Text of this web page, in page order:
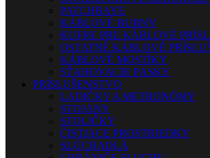
PATCHBAYE
KÁBLOVÉ BUBNY
KUFRE PRE KÁBLOVÉ
OSTATNÉ KÁBLOVÉ
KÁBLOVÉ MOSTÍKY
SŤAHOVACIE PÁSKY
PRÍSLUŠENSTVO
LADIČKY A METRONÓMY
STOJANY
STOLIČKY
ČISTIACE PROSTRIEDKY
SLÚCHADLÁ